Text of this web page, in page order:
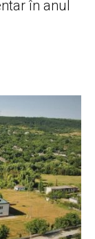
în anul